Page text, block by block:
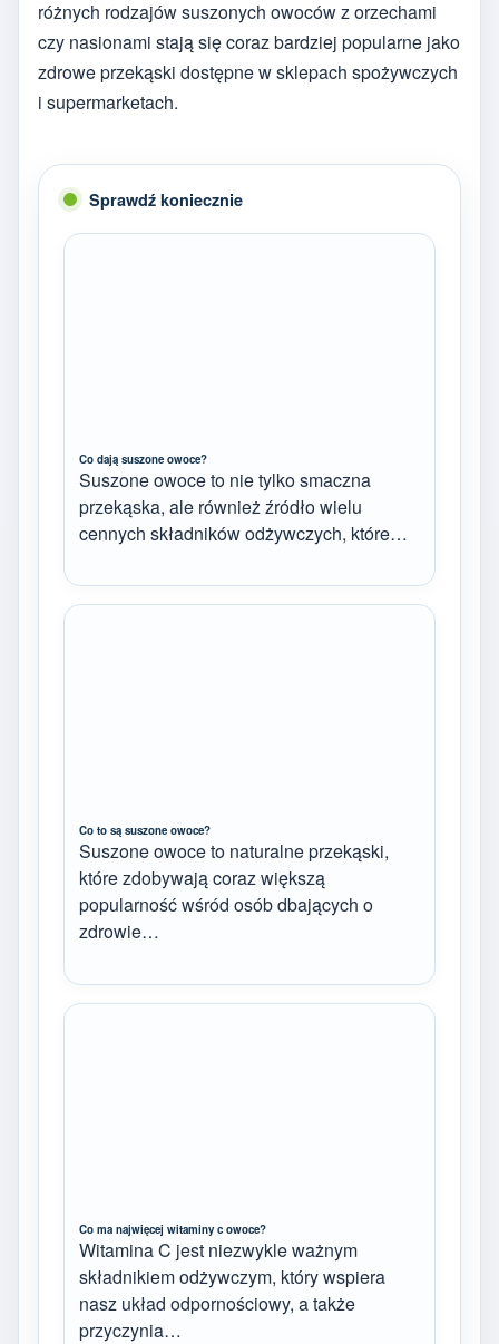
różnych rodzajów suszonych owoców z orzechami
czy nasionami stają się coraz bardziej popularne jako
zdrowe przekąski dostępne w sklepach spożywczych
i supermarketach.
Sprawdź koniecznie
Co dają suszone owoce?
Suszone owoce to nie tylko smaczna
przekąska, ale również źródło wielu
cennych składników odżywczych, które…
Co to są suszone owoce?
Suszone owoce to naturalne przekąski,
które zdobywają coraz większą
popularność wśród osób dbających o
zdrowie…
Co ma najwięcej witaminy c owoce?
Witamina C jest niezwykle ważnym
składnikiem odżywczym, który wspiera
nasz układ odpornościowy, a także
przyczynia…